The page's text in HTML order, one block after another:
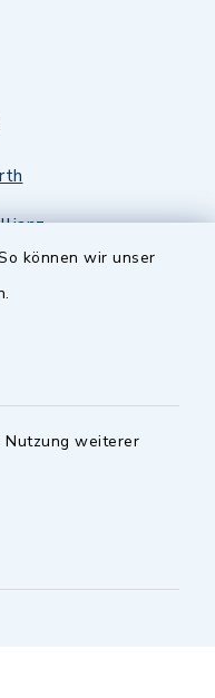
können wir unser
Nutzung weiterer